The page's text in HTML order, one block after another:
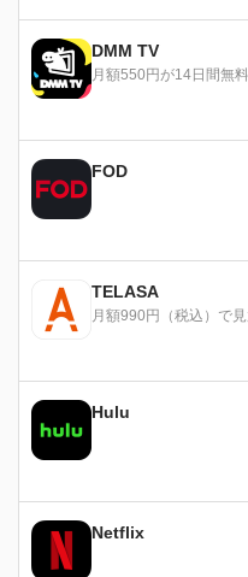
が重なり
ら平成へ
十年という
DMM TV
月額550円が14日間無料
FOD
TELASA
月額990円（税込）で
Hulu
Netflix